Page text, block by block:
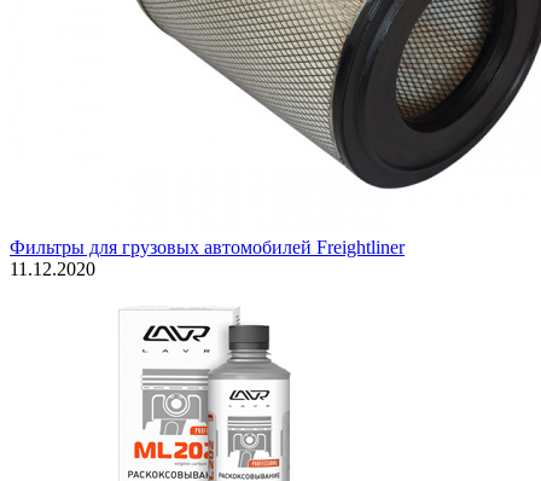
Фильтры для грузовых автомобилей Freightliner
11.12.2020